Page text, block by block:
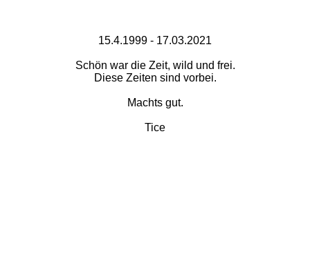
15.4.1999 - 17.03.2021
Schön war die Zeit, wild und frei.
Diese Zeiten sind vorbei.
Machts gut.
Tice